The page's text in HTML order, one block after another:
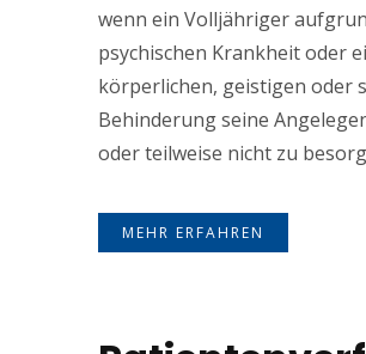
wenn ein Volljähriger
psychischen Krankheit oder
körperlichen, geistigen oder
Behinderung seine
oder teilweise nicht zu
MEHR ERFAHREN